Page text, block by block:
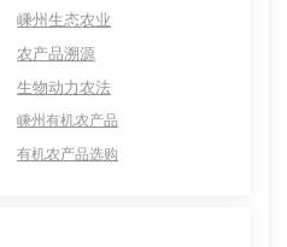
嵊州生态农业
农产品溯源
生物动力农法
嵊州有机农产品
有机农产品选购